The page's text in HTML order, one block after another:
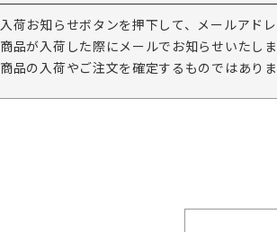
入荷お知らせボタンを押下して、メールアド
商品が入荷した際にメールでお知らせいたしま
商品の入荷やご注文を確定するものではありま